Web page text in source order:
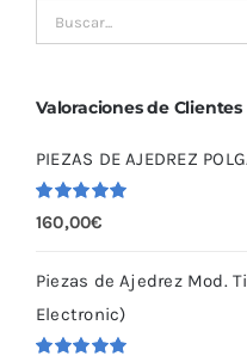
Valoraciones de Clientes
PIEZAS DE AJEDREZ
Valorado
con 5.00
160,00€
Piezas de Ajedrez Mod.
Electronic)